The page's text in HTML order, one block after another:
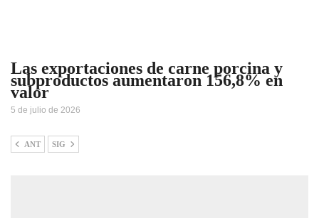
Las exportaciones de carne porcina y
subproductos aumentaron 156,8% en
valor
5 de julio de 2026
ANT SIG